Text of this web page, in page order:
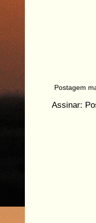
Postagem
Assinar: